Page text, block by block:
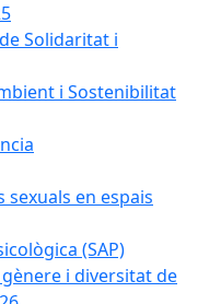
Solidaritat i
i Sostenibilitat
en espais
(SAP)
i diversitat de